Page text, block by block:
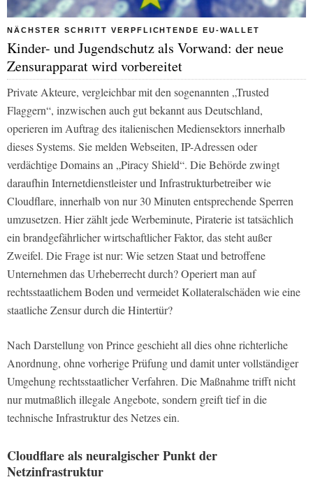
NÄCHSTER SCHRITT VERPFLICHTENDE EU-WALLET
Kinder- und Jugendschutz als Vorwand: der neue
Zensurapparat wird vorbereitet
Private Akteure, vergleichbar mit den sogenannten „Trusted
Flaggern“, inzwischen auch gut bekannt aus Deutschland,
operieren im Auftrag des italienischen Mediensektors innerhalb
dieses Systems. Sie melden Webseiten, IP-Adressen oder
verdächtige Domains an „Piracy Shield“. Die Behörde zwingt
daraufhin Internetdienstleister und Infrastrukturbetreiber wie
Cloudflare, innerhalb von nur 30 Minuten entsprechende Sperren
umzusetzen. Hier zählt jede Werbeminute, Piraterie ist tatsächlich
ein brandgefährlicher wirtschaftlicher Faktor, das steht außer
Zweifel. Die Frage ist nur: Wie setzen Staat und betroffene
Unternehmen das Urheberrecht durch? Operiert man auf
rechtsstaatlichem Boden und vermeidet Kollateralschäden wie eine
staatliche Zensur durch die Hintertür?
Nach Darstellung von Prince geschieht all dies ohne richterliche
Anordnung, ohne vorherige Prüfung und damit unter vollständiger
Umgehung rechtsstaatlicher Verfahren. Die Maßnahme trifft nicht
nur mutmaßlich illegale Angebote, sondern greift tief in die
technische Infrastruktur des Netzes ein.
Cloudflare als neuralgischer Punkt der
Netzinfrastruktur